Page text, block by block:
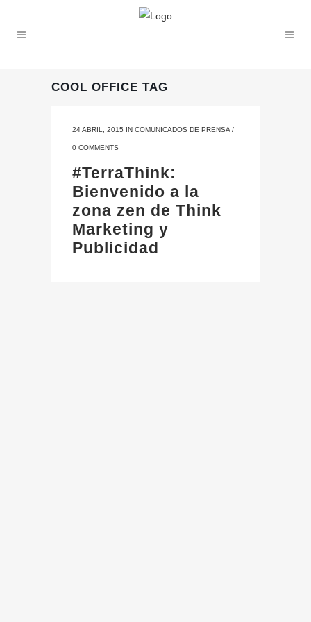
COOL OFFICE TAG
24 ABRIL, 2015 IN COMUNICADOS DE PRENSA /
0 COMMENTS
#TerraThink:
Bienvenido a la
zona zen de Think
Marketing y
Publicidad